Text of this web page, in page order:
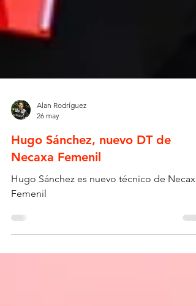
26 may
Hugo Sánchez, nuevo DT de
Necaxa Femenil
Hugo Sánchez es nuevo técnico de Necaxa
Femenil